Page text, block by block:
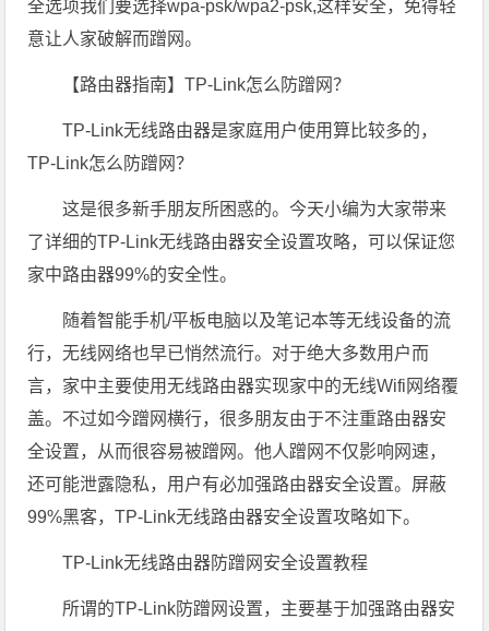
全选项我们要选择wpa-psk/wpa2-psk,这样安全，免得轻
意让人家破解而蹭网。
【路由器指南】TP-Link怎么防蹭网？
TP-Link无线路由器是家庭用户使用算比较多的，
TP-Link怎么防蹭网？
这是很多新手朋友所困惑的。今天小编为大家带来
了详细的TP-Link无线路由器安全设置攻略，可以保证您
家中路由器99%的安全性。
随着智能手机/平板电脑以及笔记本等无线设备的流
行，无线网络也早已悄然流行。对于绝大多数用户而
言，家中主要使用无线路由器实现家中的无线Wifi网络覆
盖。不过如今蹭网横行，很多朋友由于不注重路由器安
全设置，从而很容易被蹭网。他人蹭网不仅影响网速，
还可能泄露隐私，用户有必加强路由器安全设置。屏蔽
99%黑客，TP-Link无线路由器安全设置攻略如下。
TP-Link无线路由器防蹭网安全设置教程
所谓的TP-Link防蹭网设置，主要基于加强路由器安